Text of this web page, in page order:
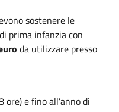
sostenere le
prima infanzia con
da utilizzare presso
e fino all’anno di